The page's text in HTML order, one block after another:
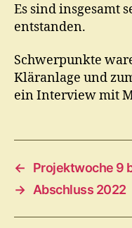
Es sind insgesamt
entstanden.
Schwerpunkte
Kläranlage und
ein Interview mit
←
Projektwoche 9
→ Abschluss 2022